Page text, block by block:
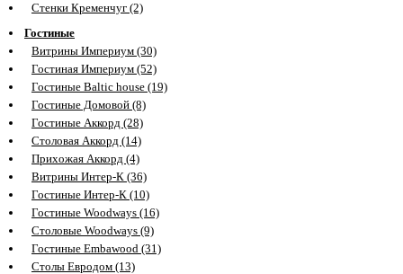
Стенки Кременчуг (2)
Гостиные
Витрины Империум (30)
Гостиная Империум (52)
Гостиные Baltic house (19)
Гостиные Домовой (8)
Гостиные Аккорд (28)
Столовая Аккорд (14)
Прихожая Аккорд (4)
Витрины Интер-К (36)
Гостиные Интер-К (10)
Гостиные Woodways (16)
Столовые Woodways (9)
Гостиные Embawood (31)
Столы Евродом (13)